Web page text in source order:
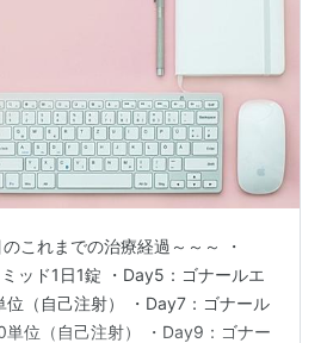
これまでの治療経過～～～ ・
ッド1日1錠 ・Day5：ゴナールエ
位（自己注射） ・Day7：ゴナール
単位（自己注射） ・Day9：ゴナー